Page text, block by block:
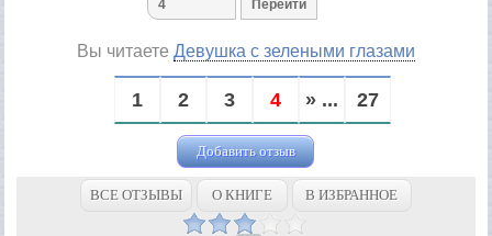
Вы читаете Девушка с зелеными глазами
1 2 3 4 » ... 27
Добавить отзыв
ВСЕ ОТЗЫВЫ О КНИГЕ В ИЗБРАННОЕ